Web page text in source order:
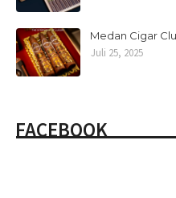
Medan Cigar
Juli 25, 2025
FACEBOOK